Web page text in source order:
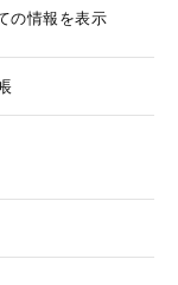
の情報を表示